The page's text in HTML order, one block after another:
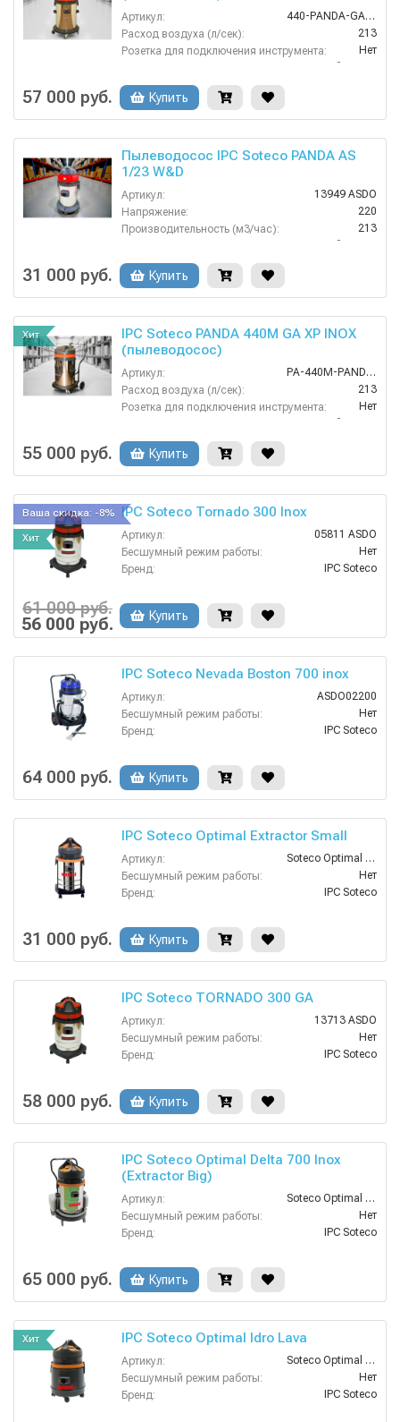
Артикул:
440-PANDA-GA-XP
Расход воздуха (л/сек):
213
Розетка для подключения инструмента:
Нет
Материал бака:
Номинальный диаметр принадлежностей (мм):
40
57 000 руб. Купить
Пылеводосос IPC Soteco PANDA AS
1/23 W&D
Артикул:
13949 ASDO
Напряжение:
220
Производительность (м3/час):
213
Материал бака:
Мощность двигателя (кВт):
31 000 руб. Купить
Хит
IPC Soteco PANDA 440M GA XP INOX
(пылеводосос)
Артикул:
PA-440M-PANDA-GA-XP
Расход воздуха (л/сек):
213
Розетка для подключения инструмента:
Нет
Материал бака:
Номинальный диаметр принадлежностей (мм):
40
55 000 руб. Купить
Ваша скидка: -8%
Хит
IPC Soteco Tornado 300 Inox
Артикул:
05811 ASDO
Бесшумный режим работы:
Нет
Бренд:
IPC Soteco
Всасывающий шланг (м):
Давление разбрызгивания (бар):
61 000 руб.
56 000 руб. Купить
IPC Soteco Nevada Boston 700 inox
Артикул:
ASDO02200
Бесшумный режим работы:
Нет
Бренд:
IPC Soteco
Давление разбрызгивания (бар):
Защита от перелива воды:
64 000 руб. Купить
IPC Soteco Optimal Extractor Small
Артикул:
Soteco Optimal Extractor Small
Бесшумный режим работы:
Нет
Бренд:
IPC Soteco
Всасывающий шланг (м):
Давление разбрызгивания (бар):
31 000 руб. Купить
IPC Soteco TORNADO 300 GA
Артикул:
13713 ASDO
Бесшумный режим работы:
Нет
Бренд:
IPC Soteco
Всасывающий шланг (м):
Давление разбрызгивания (бар):
58 000 руб. Купить
IPC Soteco Optimal Delta 700 Inox
(Extractor Big)
Артикул:
Soteco Optimal Extractor Big
Бесшумный режим работы:
Нет
Бренд:
IPC Soteco
Давление разбрызгивания (бар):
Доп. аксессуары (опция):
65 000 руб. Купить
Хит IPC Soteco Optimal Idro Lava
Артикул:
Soteco Optimal Idro Lava
Бесшумный режим работы:
Нет
Бренд:
IPC Soteco